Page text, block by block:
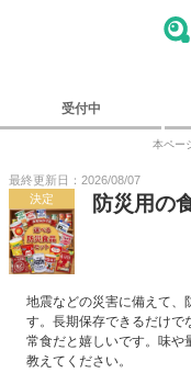
受付中
本ペー
最終更新日：2026/08/07
決定
防災用の
地震などの災害に備えて、
す。長期保存できるだけで
常食だと嬉しいです。味や
教えてください。